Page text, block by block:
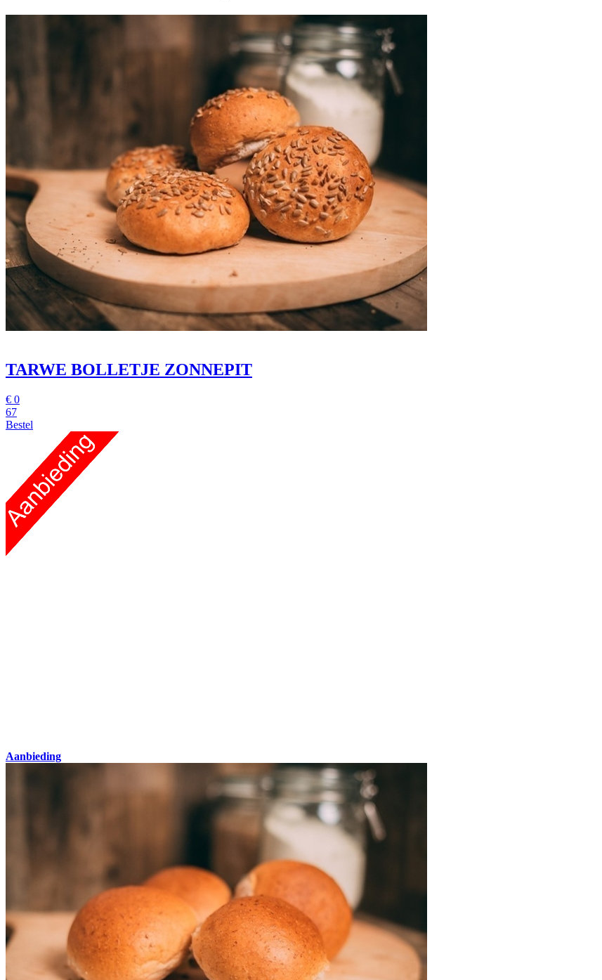
TARWE BOLLETJE ZONNEPIT
€ 0
67
Bestel
Aanbieding